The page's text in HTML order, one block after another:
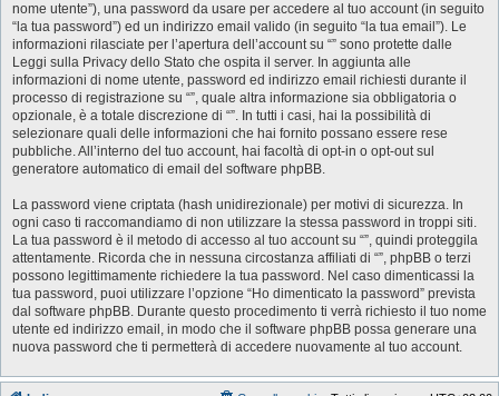
nome utente”), una password da usare per accedere al tuo account (in seguito
“la tua password”) ed un indirizzo email valido (in seguito “la tua email”). Le
informazioni rilasciate per l’apertura dell’account su “” sono protette dalle
Leggi sulla Privacy dello Stato che ospita il server. In aggiunta alle
informazioni di nome utente, password ed indirizzo email richiesti durante il
processo di registrazione su “”, quale altra informazione sia obbligatoria o
opzionale, è a totale discrezione di “”. In tutti i casi, hai la possibilità di
selezionare quali delle informazioni che hai fornito possano essere rese
pubbliche. All’interno del tuo account, hai facoltà di opt-in o opt-out sul
generatore automatico di email del software phpBB.
La password viene criptata (hash unidirezionale) per motivi di sicurezza. In
ogni caso ti raccomandiamo di non utilizzare la stessa password in troppi siti.
La tua password è il metodo di accesso al tuo account su “”, quindi proteggila
attentamente. Ricorda che in nessuna circostanza affiliati di “”, phpBB o terzi
possono legittimamente richiedere la tua password. Nel caso dimenticassi la
tua password, puoi utilizzare l’opzione “Ho dimenticato la password” prevista
dal software phpBB. Durante questo procedimento ti verrà richiesto il tuo nome
utente ed indirizzo email, in modo che il software phpBB possa generare una
nuova password che ti permetterà di accedere nuovamente al tuo account.